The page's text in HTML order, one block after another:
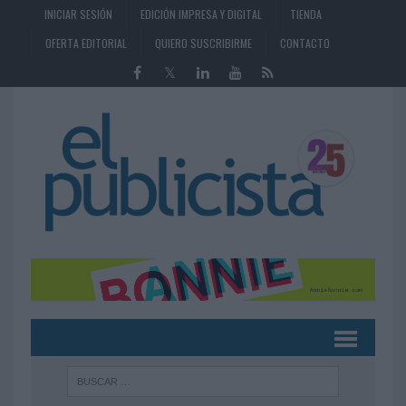
INICIAR SESIÓN EDICIÓN IMPRESA Y DIGITAL
TIENDA
OFERTA EDITORIAL
QUIERO SUSCRIBIRME CONTACTO